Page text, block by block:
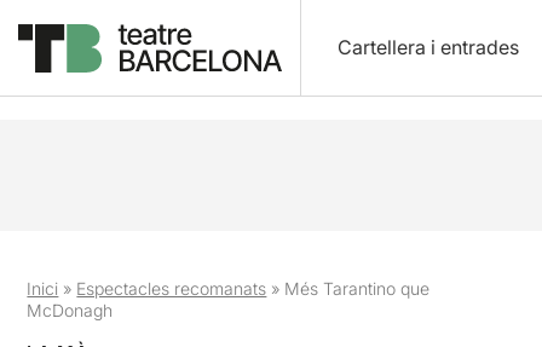
Cartellera i entrades
Inici » Espectacles recomanats » Més Tarantino que
McDonagh